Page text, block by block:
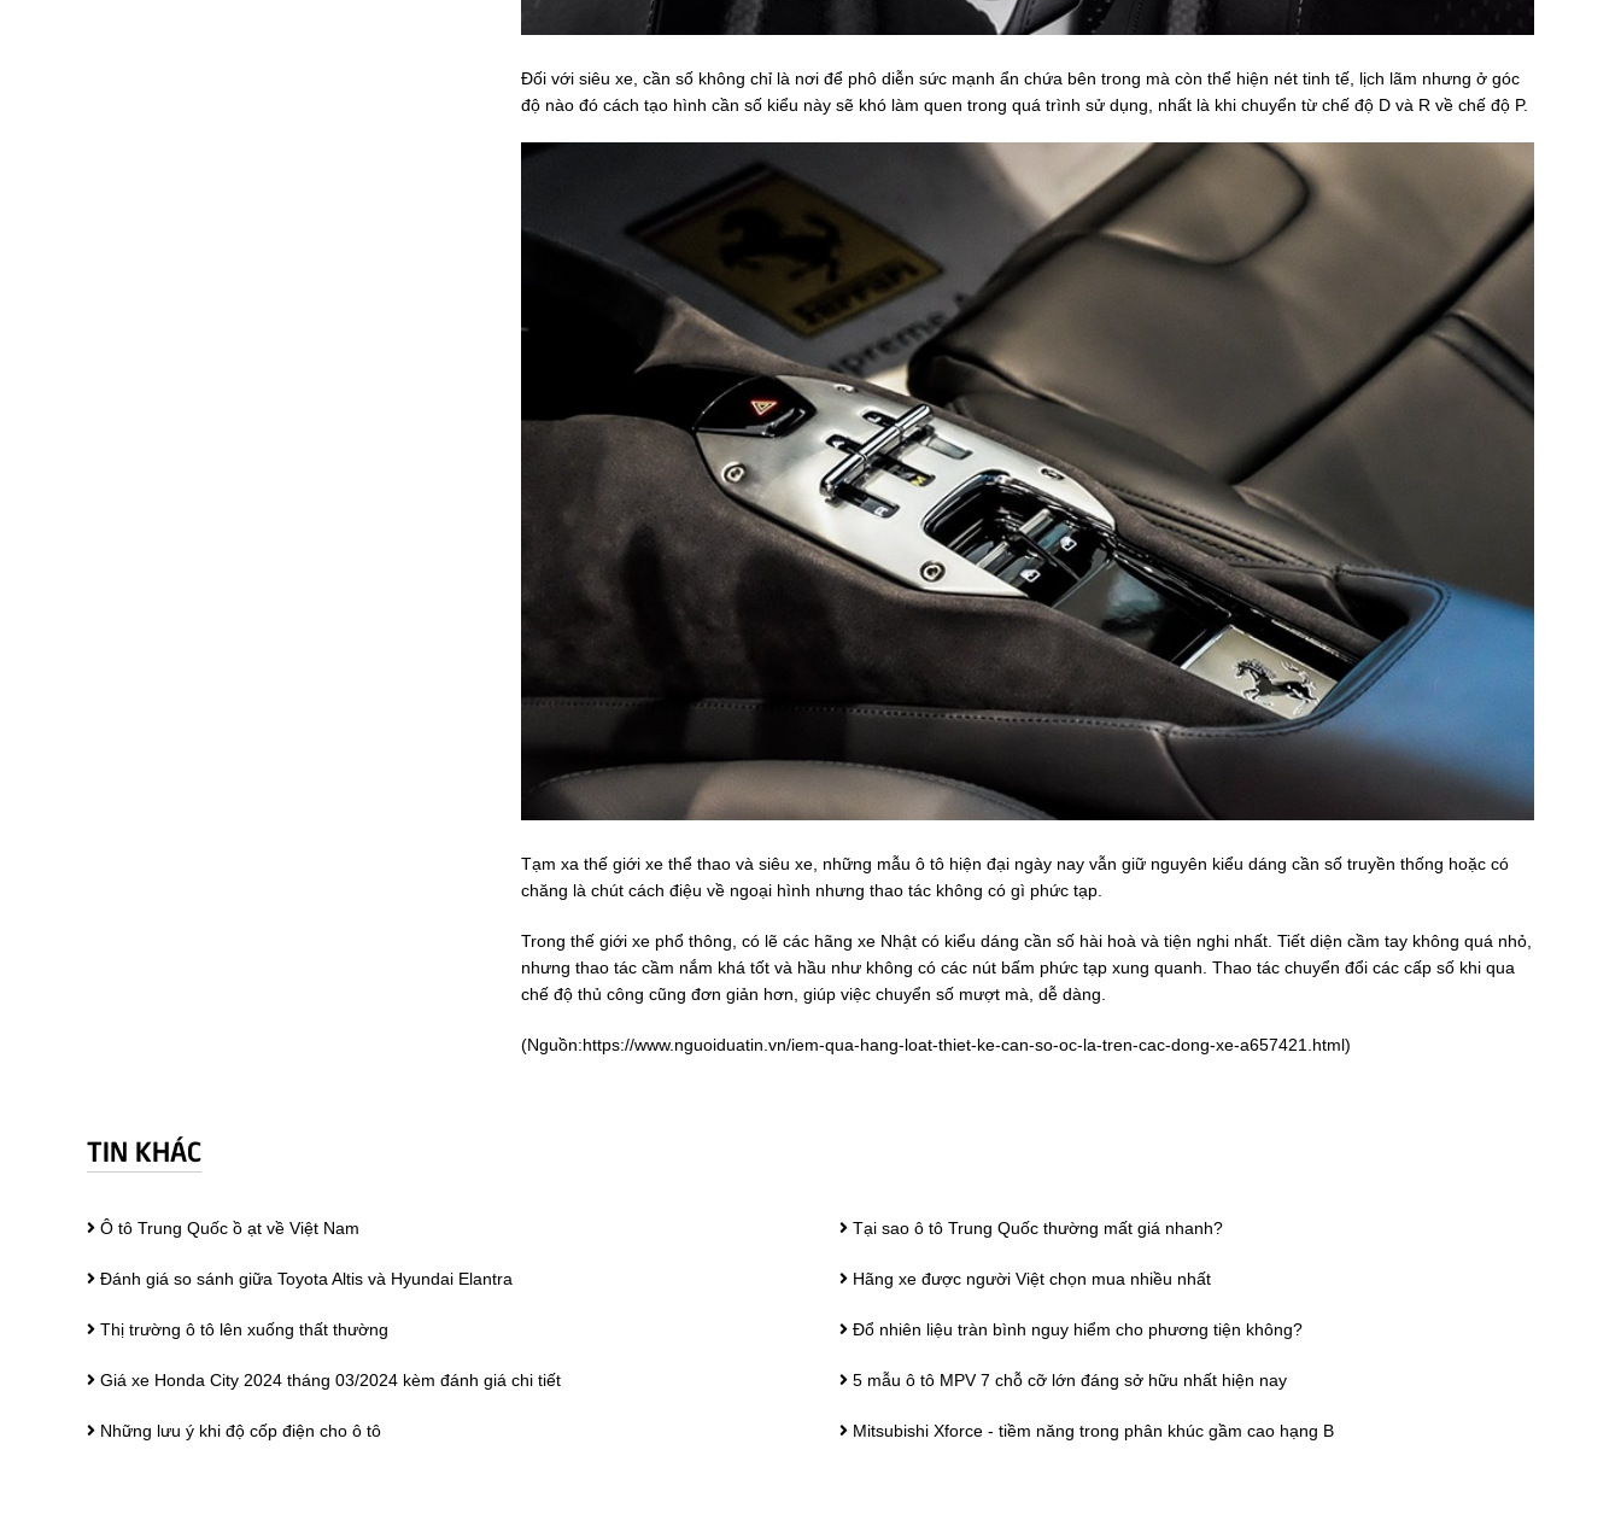
Đối với siêu xe, cần số không chỉ là nơi để phô diễn sức mạnh ẩn chứa bên trong mà còn thể hiện nét tinh tế, lịch lãm nhưng ở góc
độ nào đó cách tạo hình cần số kiểu này sẽ khó làm quen trong quá trình sử dụng, nhất là khi chuyển từ chế độ D và R về chế độ P.
Tạm xa thế giới xe thể thao và siêu xe, những mẫu ô tô hiện đại ngày nay vẫn giữ nguyên kiểu dáng cần số truyền thống hoặc có
chăng là chút cách điệu về ngoại hình nhưng thao tác không có gì phức tạp.
Trong thế giới xe phổ thông, có lẽ các hãng xe Nhật có kiểu dáng cần số hài hoà và tiện nghi nhất. Tiết diện cầm tay không quá nhỏ,
nhưng thao tác cầm nắm khá tốt và hầu như không có các nút bấm phức tạp xung quanh. Thao tác chuyển đổi các cấp số khi qua
chế độ thủ công cũng đơn giản hơn, giúp việc chuyển số mượt mà, dễ dàng.
(Nguồn:https://www.nguoiduatin.vn/iem-qua-hang-loat-thiet-ke-can-so-oc-la-tren-cac-dong-xe-a657421.html)
TIN KHÁC
Ô tô Trung Quốc ồ ạt về Việt Nam Tại sao ô tô Trung Quốc thường mất giá nhanh?
Đánh giá so sánh giữa Toyota Altis và Hyundai Elantra Hãng xe được người Việt chọn mua nhiều nhất
Thị trường ô tô lên xuống thất thường Đổ nhiên liệu tràn bình nguy hiểm cho phương tiện không?
Giá xe Honda City 2024 tháng 03/2024 kèm đánh giá chi tiết 5 mẫu ô tô MPV 7 chỗ cỡ lớn đáng sở hữu nhất hiện nay
Những lưu ý khi độ cốp điện cho ô tô Mitsubishi Xforce - tiềm năng trong phân khúc gầm cao hạng B